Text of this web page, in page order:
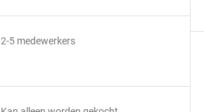
2-5 medewerkers